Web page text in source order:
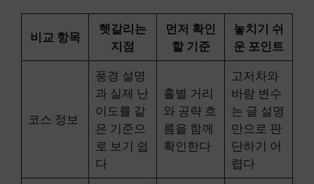
비교 항목
헷갈리는
지점
먼저 확인
할 기준
놓치기 쉬
운 포인트
코스 정보
풍경 설명
과 실제 난
이도를 같
은 기준으
로 보기 쉽
다
홀별 거리
와 공략 흐
름을 함께
확인한다
고저차와
바람 변수
는 글 설명
만으로 판
단하기 어
렵다